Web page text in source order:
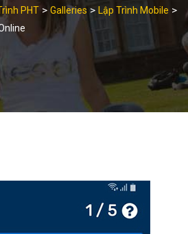
PHT > Galleries > Lập Trình Mobile >